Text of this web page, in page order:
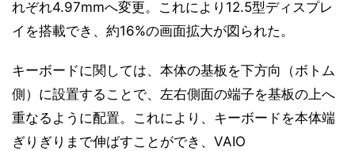
れぞれ4.97mmへ変更。これにより12.5型ディスプレ
イを搭載でき、約16%の画面拡大が図られた。
キーボードに関しては、本体の基板を下方向（ボトム
側）に設置することで、左右側面の端子を基板の上へ
重なるように配置。これにより、キーボードを本体端
ぎりぎりまで伸ばすことができ、VAIO